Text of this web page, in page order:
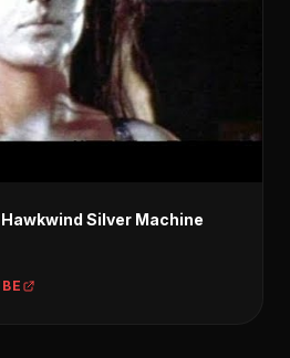
Silver Machine